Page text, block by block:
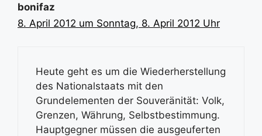
bonifaz
8. April 2012 um Sonntag, 8. April 2012 Uhr
Heute geht es um die Wiederherstellung
des Nationalstaats mit den
Grundelementen der Souveränität: Volk,
Grenzen, Währung, Selbstbestimmung.
Hauptgegner müssen die ausgeuferten